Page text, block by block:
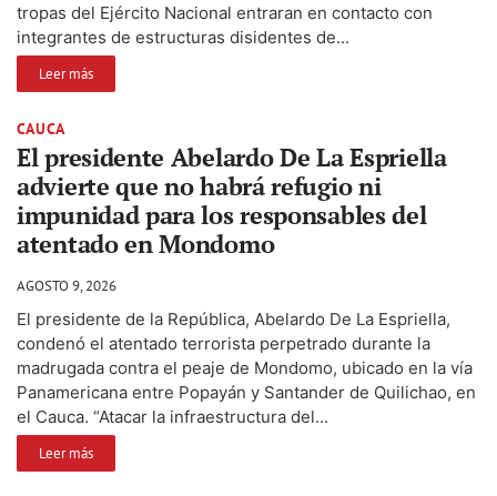
tropas del Ejército Nacional entraran en contacto con
integrantes de estructuras disidentes de...
Leer más
CAUCA
El presidente Abelardo De La Espriella
advierte que no habrá refugio ni
impunidad para los responsables del
atentado en Mondomo
AGOSTO 9, 2026
El presidente de la República, Abelardo De La Espriella,
condenó el atentado terrorista perpetrado durante la
madrugada contra el peaje de Mondomo, ubicado en la vía
Panamericana entre Popayán y Santander de Quilichao, en
el Cauca. “Atacar la infraestructura del...
Leer más